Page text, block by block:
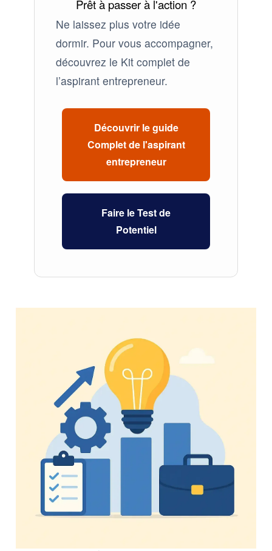
Prêt à passer à l'action ?
Ne laissez plus votre idée
dormir. Pour vous accompagner,
découvrez le Kit complet de
l’aspirant entrepreneur.
Découvrir le guide
Complet de l'aspirant
entrepreneur
Faire le Test de
Potentiel